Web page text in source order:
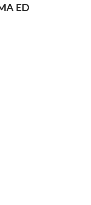
ED